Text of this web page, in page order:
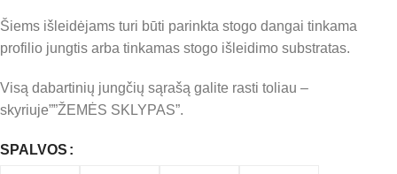
Šiems išleidėjams turi būti parinkta stogo dangai tinkama
profilio jungtis arba tinkamas stogo išleidimo substratas.
Visą dabartinių jungčių sąrašą galite rasti toliau –
skyriuje””ŽEMĖS SKLYPAS”.
SPALVOS